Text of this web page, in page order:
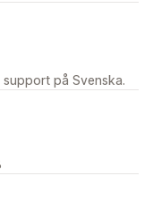
på Svenska.